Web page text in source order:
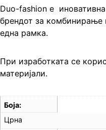
Duo-fashion е иновативна
брендот за комбинирање
една рамка.
При изработката се
материјали.
Боја
Црна